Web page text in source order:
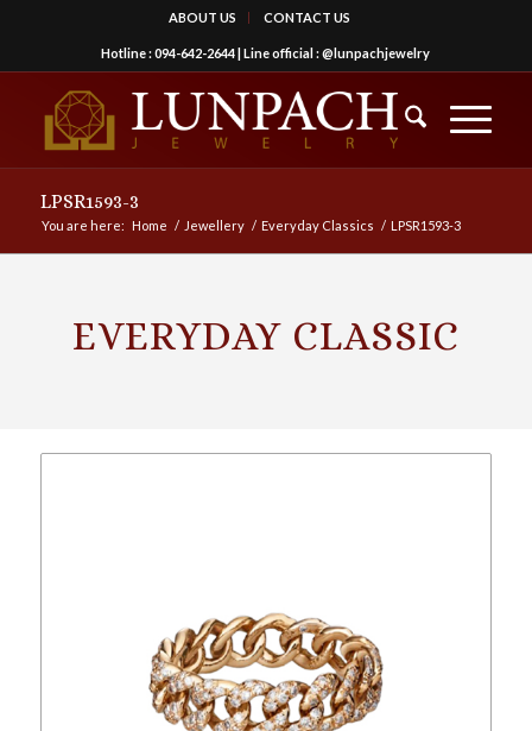
ABOUT US CONTACT US
Hotline :094-642-2644| Line official :@lunpachjewelry
LPSR1593-3
You are here: Home / Jewellery / Everyday Classics / LPSR1593-3
EVERYDAY CLASSIC